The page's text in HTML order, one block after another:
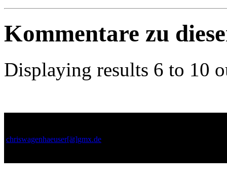
Kommentare zu
Displaying results 6 to 10
chriswagenhaeuser[ät]gmx.de